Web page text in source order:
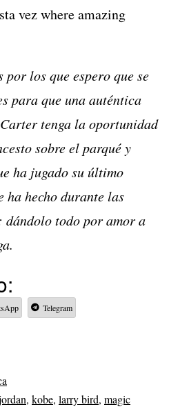
vez where amazing
los que espero que se
para que una auténtica
tenga la oportunidad
sobre el parqué y
ha jugado su último
ha hecho durante las
dándolo todo por amor a
Telegram
, kobe, larry bird, magic